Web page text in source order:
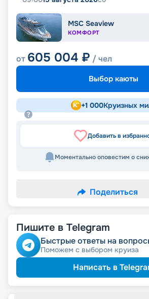
MSC Seaview
КОМФОРТ
от 605 004 ₽ / чел
Выбор каюты
+1 000Круизных
Добавить в
Моментально оповестим о
Поделиться
Пишите в Telegram
Быстрые ответы на
Поможем с выбором круиза
Написать в